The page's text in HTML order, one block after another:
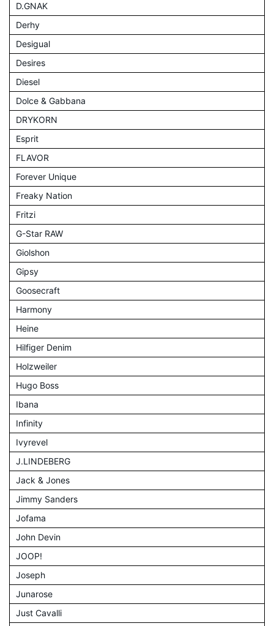
D.GNAK
Derhy
Desigual
Desires
Diesel
Dolce & Gabbana
DRYKORN
Esprit
FLAVOR
Forever Unique
Freaky Nation
Fritzi
G-Star RAW
Giolshon
Gipsy
Goosecraft
Harmony
Heine
Hilfiger Denim
Holzweiler
Hugo Boss
Ibana
Infinity
Ivyrevel
J.LINDEBERG
Jack & Jones
Jimmy Sanders
Jofama
John Devin
JOOP!
Joseph
Junarose
Just Cavalli